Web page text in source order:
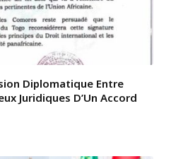
Diplomatique Entre
Juridiques D’Un Accord